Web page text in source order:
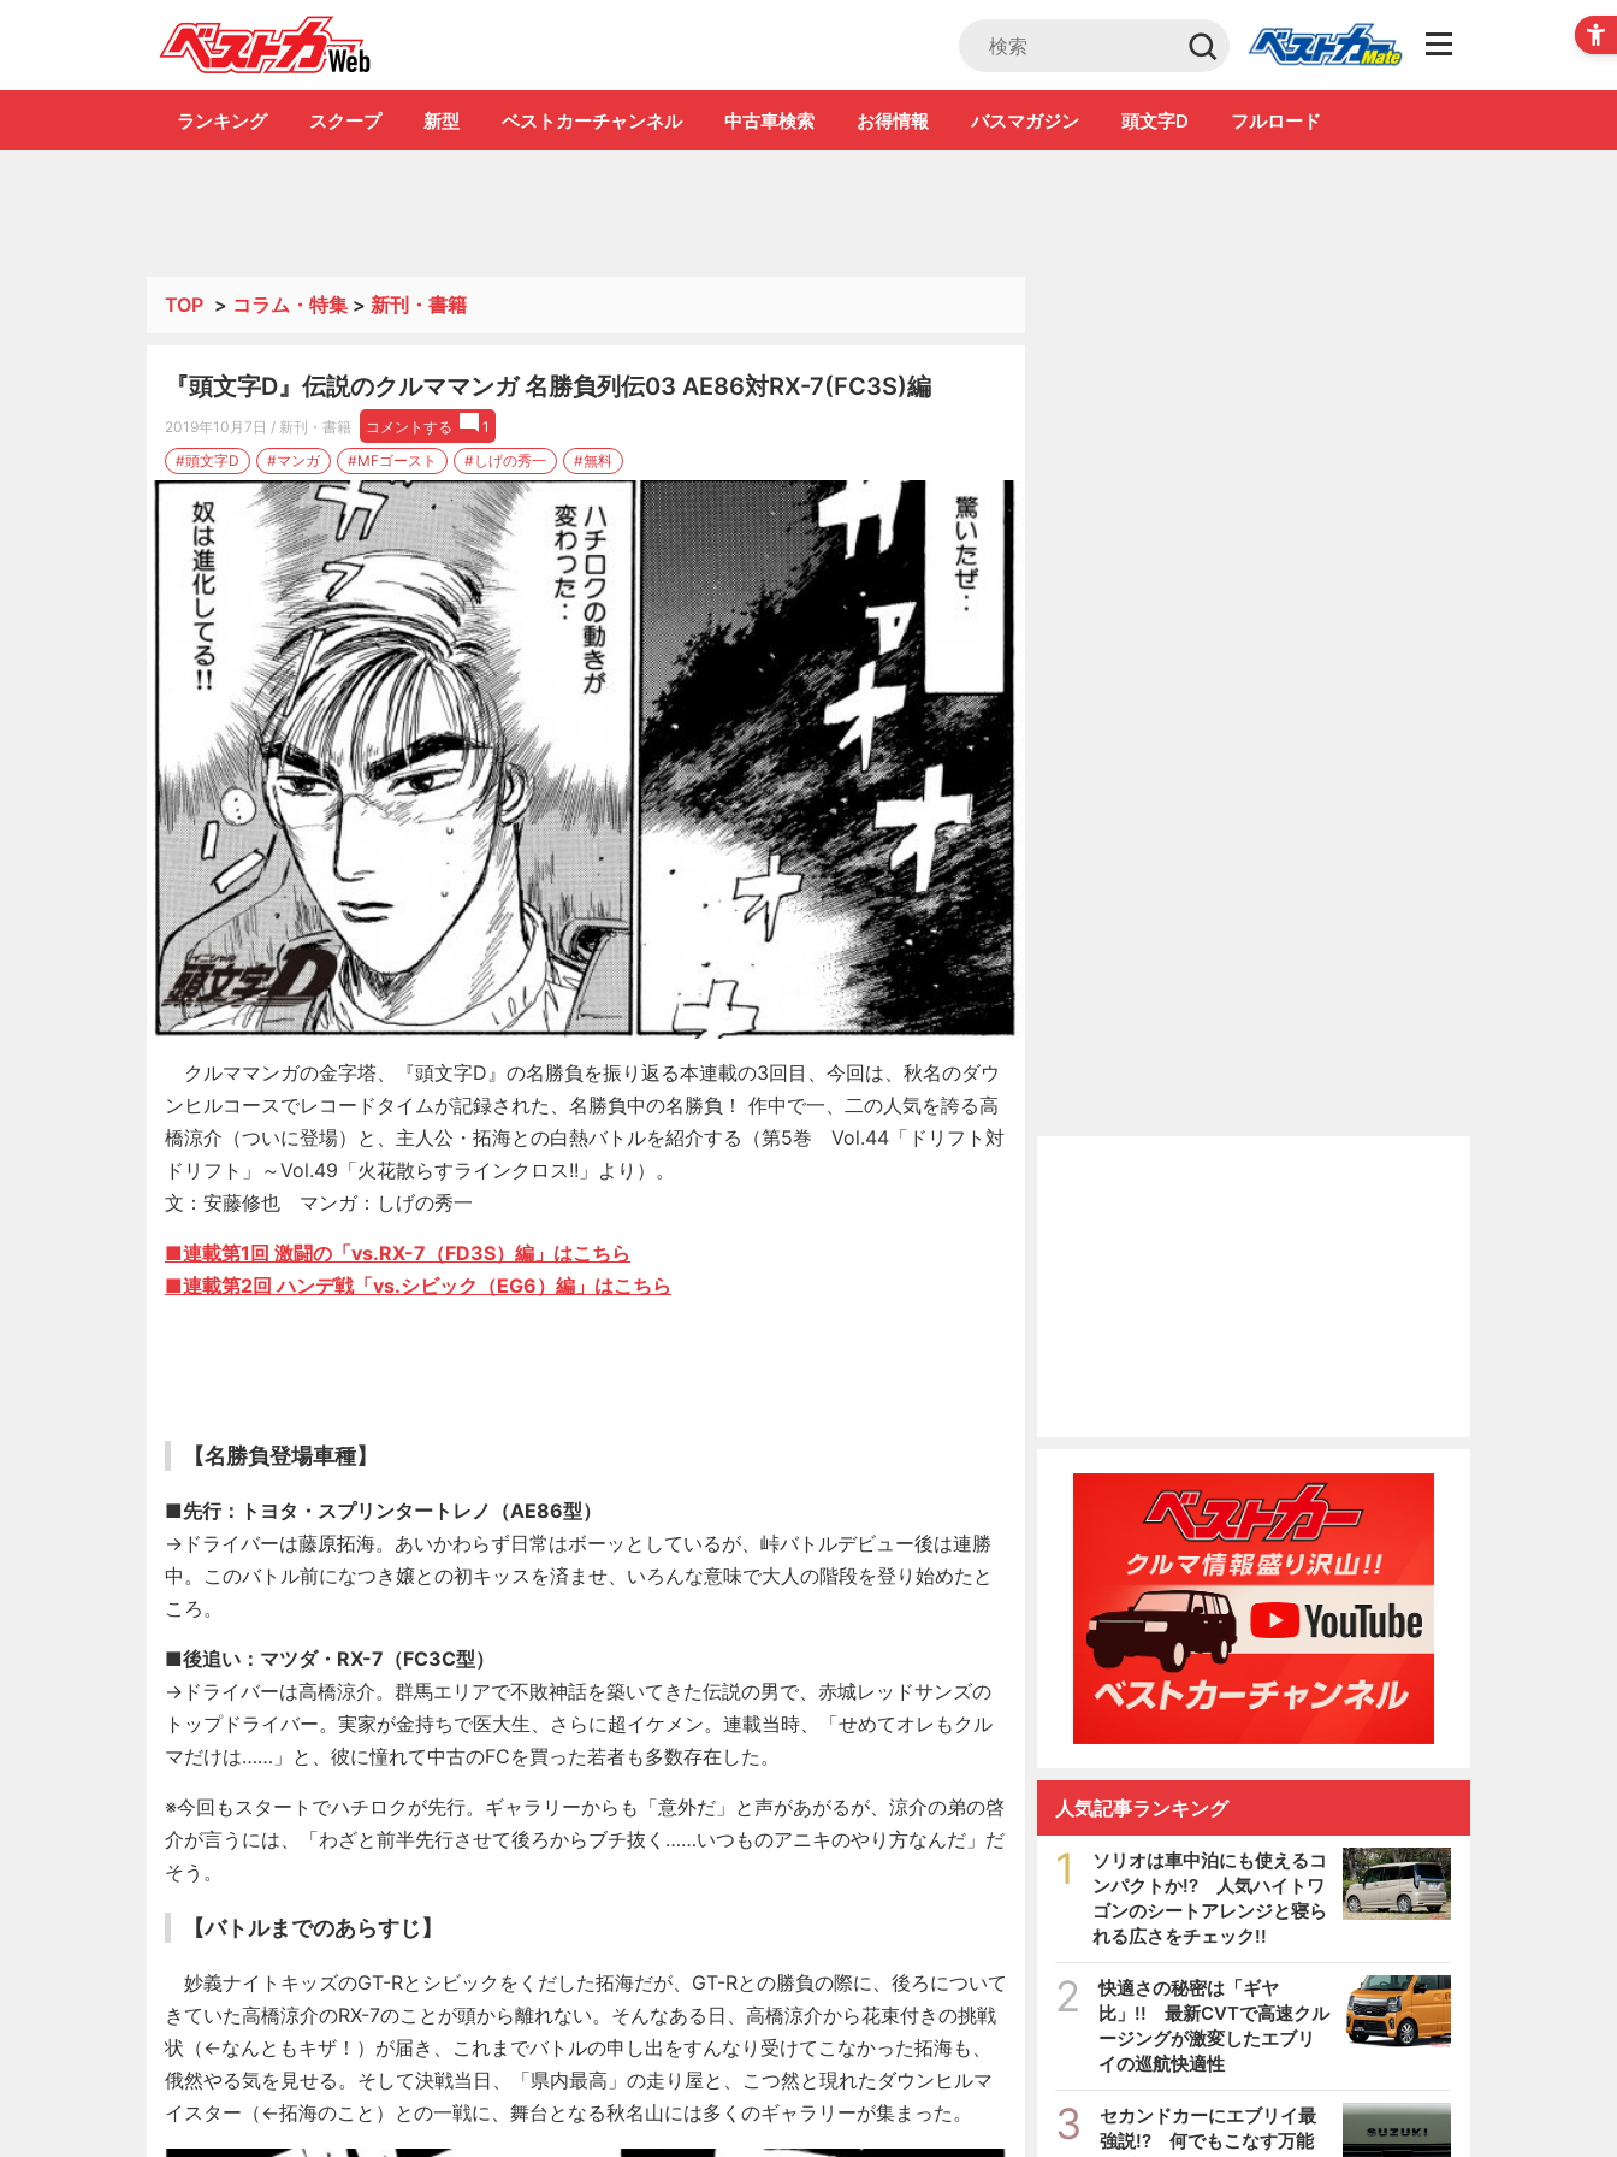
Club
ランキング スクープ 新型 ベストカーチャンネル 中古車検索 お得情報 バスマガジン 頭文字D フルロード
TOP > コラム・特集 > 新刊・書籍
『頭文字D』伝説のクルママンガ 名勝負列伝03 AE86対RX-7(FC3S)編
2019年10月7日 / 新刊・書籍 コメントする
1
#頭文字D
#マンガ #MFゴースト #しげの秀一 #無料
クルママンガの金字塔、『頭文字D』の名勝負を振り返る本連載の3回目、今回は、秋名のダウ
ンヒルコースでレコードタイムが記録された、名勝負中の名勝負！ 作中で一、二の人気を誇る高
橋涼介（ついに登場）と、主人公・拓海との白熱バトルを紹介する（第5巻 Vol.44「ドリフト対
ドリフト」～Vol.49「火花散らすラインクロス!!」より）。
文：安藤修也 マンガ：しげの秀一
■連載第1回 激闘の「vs.RX-7（FD3S）編 」はこちら
■連載第2回 ハンデ戦「vs.シビック（EG6）編」はこちら
【名勝負登場車種】
■先行：トヨタ・スプリンタートレノ（AE86型）
→ドライバーは藤原拓海。あいかわらず日常はボーッとしているが、峠バトルデビュー後は連勝
中。このバトル前になつき嬢との初キッスを済ませ、いろんな意味で大人の階段を登り始めたと
ころ。
■後追い：マツダ・RX-7（FC3C型）
→ドライバーは高橋涼介。群馬エリアで不敗神話を築いてきた伝説の男で、赤城レッドサンズの
トップドライバー。実家が金持ちで医大生、さらに超イケメン。連載当時、「せめてオレもクル
マだけは……」と、彼に憧れて中古のFCを買った若者も多数存在した。
※今回もスタートでハチロクが先行。ギャラリーからも「意外だ」と声があがるが、涼介の弟の啓
介が言うには、「わざと前半先行させて後ろからブチ抜く……いつものアニキのやり方なんだ」だ
そう。
【バトルまでのあらすじ】
妙義ナイトキッズのGT-Rとシビックをくだした拓海だが、GT-Rとの勝負の際に、後ろについて
きていた高橋涼介のRX-7のことが頭から離れない。そんなある日、高橋涼介から花束付きの挑戦
状（←なんともキザ！）が届き、これまでバトルの申し出をすんなり受けてこなかった拓海も、
俄然やる気を見せる。そして決戦当日、「県内最高」の走り屋と、こつ然と現れたダウンヒルマ
イスター（←拓海のこと）との一戦に、舞台となる秋名山には多くのギャラリーが集まった。
人気記事ランキング
1
ソリオは車中泊にも使えるコ
ンパクトか!? 人気ハイトワ
ゴンのシートアレンジと寝ら
れる広さをチェック!!
2
快適さの秘密は「ギヤ
比」!! 最新CVTで高速クル
ージングが激変したエブリ
イの巡航快適性
3
セカンドカーにエブリイ最
強説!? 何でもこなす万能